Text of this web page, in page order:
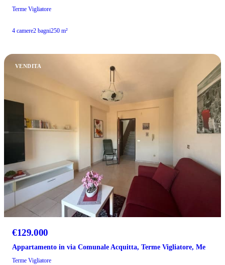
Terme Vigliatore
4 camere2 bagni250 m²
VENDITA
€129.000
Appartamento in via Comunale Acquitta, Terme Vigliatore, Me
Terme Vigliatore